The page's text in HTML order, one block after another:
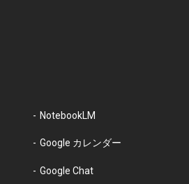
NotebookLM
Google カレンダー
Google Chat